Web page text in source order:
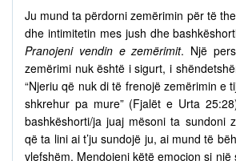
Ju mund ta përdorni zemërimin për të
dhe intimitetin mes jush dhe
Pranojeni vendin e zemërimit. Një
zemërimi nuk është i sigurt, i
“Njeriu që nuk di të frenojë zemërimin e
shkrehur pa mure” (Fjalët e Urta
bashkëshorti/ja juaj mësoni ta sundoni
që ta lini ai t’ju sundojë ju, ai mund të
vlefshëm. Mendojeni këtë emocion si